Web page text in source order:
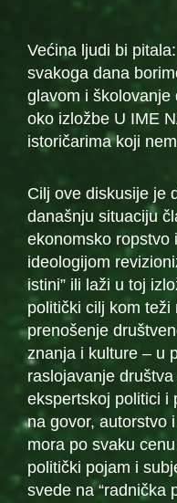
Većina ljudi bi
svakoga dana
glavom i školovanje
oko izložbe U IME
istoričarima koji
Cilj ove diskusije je
današnju situaciju
ekonomsko ropstvo
ideologijom
istini” ili laži u toj
politički cilj kom
prenošenje
znanja i kulture – u
raslojavanje društva
ekspertskoj politici i
na govor, autorstvo
mora po svaku
politički pojam i
svede na “radnička